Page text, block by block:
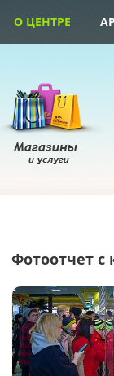
О ЦЕНТРЕ
Фотоотчет